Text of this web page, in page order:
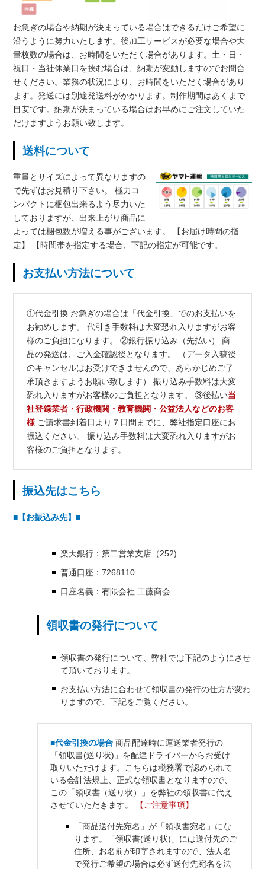
お急ぎの場合や納期が決まっている場合はできるだけご希望に
沿うように努力いたします。後加工サービスが必要な場合や大
量枚数の場合は、お時間をいただく場合があります。土・日・
祝日・当社休業日を挟む場合は、納期が変動しますのでお問合
せください。業務の状況により、お時間をいただく場合があり
ます。発送には別途発送料がかかります。制作期間はあくまで
目安です。納期が決まっている場合はお早めにご注文していた
だけますようお願い致します。
送料について
重量とサイズによって異なりますの
で先ずはお見積り下さい。 極力コ
ンパクトに梱包出来るよう尽力いた
しておりますが、出来上がり商品に
よっては梱包数が増える事がございます。 【お届け時間の指
定】 【時間帯を指定する場合、下記の指定が可能です。
お支払い方法について
①代金引換 お急ぎの場合は「代金引換」でのお支払いを
お勧めします。 代引き手数料は大変恐れ入りますがお客
様のご負担になります。 ②銀行振り込み（先払い） 商
品の発送は、ご入金確認後となります。 （データ入稿後
のキャンセルはお受けできませんので、あらかじめご了
承頂きますようお願い致します） 振り込み手数料は大変
恐れ入りますがお客様のご負担となります。 ③後払い当
社登録業者・行政機関・教育機関・公益法人などのお客
様 ご請求書到着日より７日間までに、弊社指定口座にお
振込ください。 振り込み手数料は大変恐れ入りますがお
客様のご負担となります。
振込先はこちら
■【お振込み先】■
楽天銀行：第二営業支店（252)
普通口座：7268110
口座名義：有限会社 工藤商会
領収書の発行について
領収書の発行について、弊社では下記のようにさせ
て頂いております。
お支払い方法に合わせて領収書の発行の仕方が変わ
りますので、下記をご覧ください。
■代金引換の場合 商品配達時に運送業者発行の
「領収書(送り状)」を配達ドライバーからお受け
取りいただけます。こちらは税務署で認められて
いる会計法規上、正式な領収書となりますので、
この「領収書（送り状）」を弊社の領収書に代え
させていただきます。
【ご注意事項】
「商品送付先宛名」が「領収書宛名」にな
ります。「領収書(送り状)」には送付先のご
住所、お名前が印字されますので、法人名
で発行ご希望の場合は必ず送付先宛名を法